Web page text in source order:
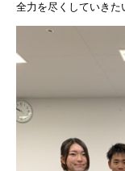
全力を尽くしていきた